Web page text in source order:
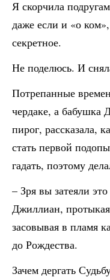
Я скорчила
даже если и «о
секретное.
Не поделюсь. И
Потрепанные
чердаке, а бабушка
пирог, рассказала,
стать первой
гадать, поэтому
– Зря вы затеяли
Джиллиан,
засовывая в пламя
до Рождества.
Зачем дергать